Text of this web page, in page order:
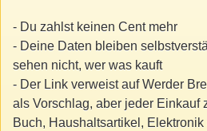
- Du zahlst keinen Cent mehr
- Deine Daten bleiben
sehen nicht, wer was kauft
- Der Link verweist auf Werder
als Vorschlag, aber jeder Einkauf
Buch, Haushaltsartikel,